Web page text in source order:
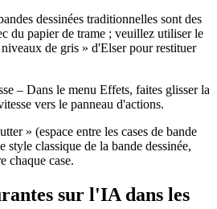
dessinées traditionnelles sont des
du papier de trame ; veuillez utiliser le
de gris » d'Elser pour restituer
– Dans le menu Effets, faites glisser la
vers le panneau d'actions.
» (espace entre les cases de bande
classique de la bande dessinée,
chaque case.
sur l'IA dans les